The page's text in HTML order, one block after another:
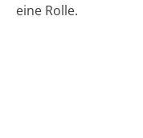
eine Rolle.